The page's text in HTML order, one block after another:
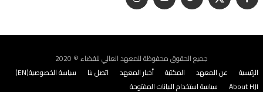
جميع الحقوق محفوظة للمعهد العالي للقضاء © 2020
الرئيسية
عن المعهد المكتبة أخبار المعهد اتصل بنا
سياسة الخصوصية(EN)
About HJI
سياسة استخدام البيانات المفتوحة